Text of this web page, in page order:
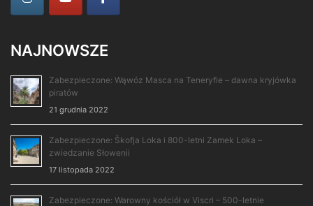
NAJNOWSZE
Zabezpieczone: Wąwóz Masca na Teneryfie – dawna kryjówka
piratów
21 grudnia 2022
Zabezpieczone: Škofja Loka i 800-letni Zamek Loka –
zwiedzanie Słowenii
17 listopada 2022
Zabezpieczone: Warowny kościół w Viscri – 500-letnie